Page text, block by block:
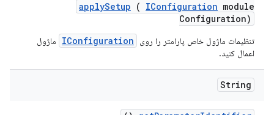
applySetup ( IConfiguration module
Configuration)
تنظیمات ماژول خاص پارامتر را روی IConfiguration
ماژول
اعمال کنید.
String